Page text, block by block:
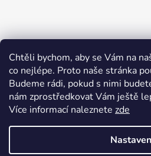
Chtěli bychom, aby se Vám na
co nejlépe. Proto naše stránka
Budeme rádi, pokud s nimi
nám zprostředkovat Vám ještě
Více informací naleznete zde